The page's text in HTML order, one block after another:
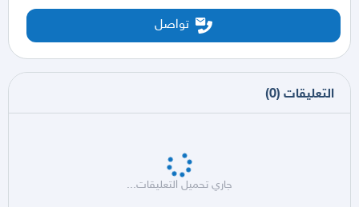
تواصل
التعليقات (
0
)
جاري تحميل التعليقات...